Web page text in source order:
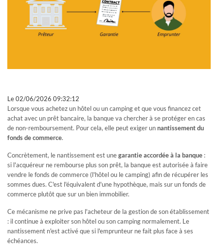
NOUS CONTACTER
VOTRE COMPTE GRAVITAO
Grâce à votre compte GRAVITAO, si vous êtes acquéreur,
vous pouvez accéder à nos nouveautés en avant première,
vous pilotez votre recherche 7/7 et 24/24 !
de valeur et consulter combien d'acquéreurs
correspondent à votre établissement !
Un compte client GRAVITAO, c'est un service 100% gratuit
INFOS
Retrouvez des articles sur l'hôtellerie et le camping, participez à
des webinaires… GRAVITAO vous tient au courant des actualités
Le02/06/2026 09:32:12
Lorsque vous achetez un hôtel ou un camping et que vous financez cet
achat avec un prêt bancaire, la banque va chercher à se protéger en cas
de non-remboursement. Pour cela, elle peut exiger unnantissement du
fonds de commerce.
Concrètement, le nantissement est unegarantie accordée à la banque :
si l'acquéreur ne rembourse plus son prêt, la banque est autorisée à faire
vendre le fonds de commerce (l'hôtel ou le camping) afin de récupérer les
sommes dues. C'est l'équivalent d'une hypothèque, mais sur un fonds de
commerce plutôt que sur un bien immobilier.
Ce mécanisme ne prive pas l'acheteur de la gestion de son établissement
: il continue à exploiter son hôtel ou son camping normalement. Le
nantissement n'est activé que si l'emprunteur ne fait plus face à ses
échéances.